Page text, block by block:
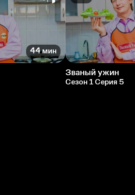
44 мин
Званый ужин
Сезон 1 Серия 5